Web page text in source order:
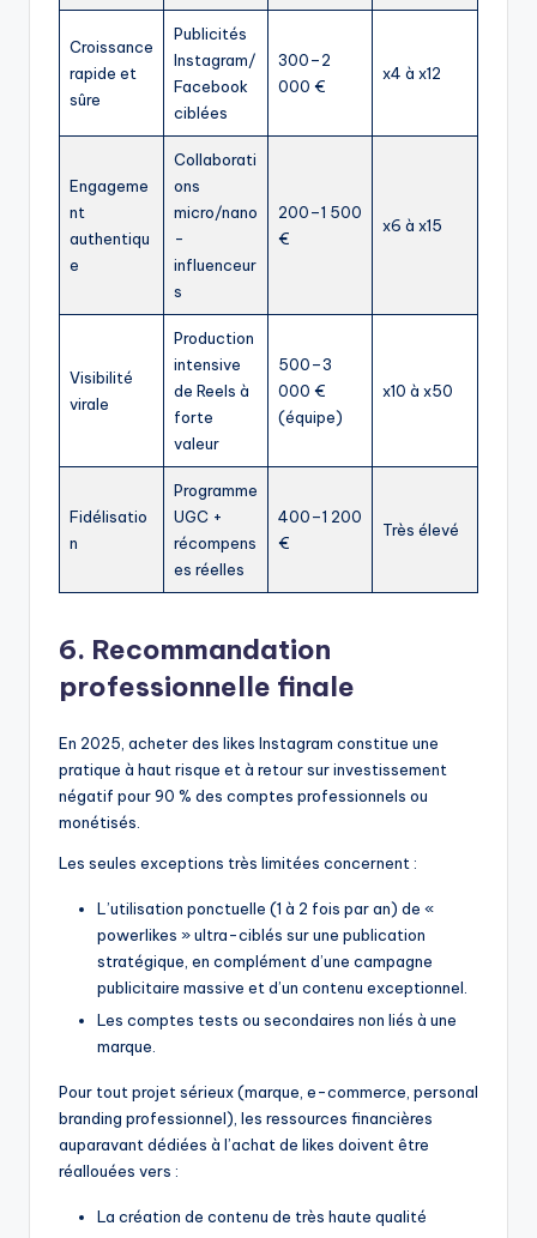
Croissance
rapide et
sûre
Publicités
Instagram/
Facebook
ciblées
300–2
000 €
x4 à x12
Engageme
nt
authentiqu
e
Collaborati
ons
micro/nano
-
influenceur
s
200–1 500
€
x6 à x15
Visibilité
virale
Production
intensive
de Reels à
forte
valeur
500–3
000 €
(équipe)
x10 à x50
Fidélisatio
n
Programme
UGC +
récompens
es réelles
400–1 200
€
Très élevé
6. Recommandation
professionnelle finale
En 2025, acheter des likes Instagram constitue une
pratique à haut risque et à retour sur investissement
négatif pour 90 % des comptes professionnels ou
monétisés.
Les seules exceptions très limitées concernent :
L’utilisation ponctuelle (1 à 2 fois par an) de «
powerlikes » ultra-ciblés sur une publication
stratégique, en complément d’une campagne
publicitaire massive et d’un contenu exceptionnel.
Les comptes tests ou secondaires non liés à une
marque.
Pour tout projet sérieux (marque, e-commerce, personal
branding professionnel), les ressources financières
auparavant dédiées à l’achat de likes doivent être
réallouées vers :
La création de contenu de très haute qualité